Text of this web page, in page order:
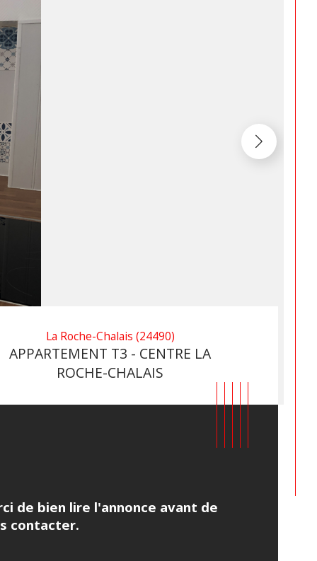
La Roche-Chalais (24490)
APPARTEMENT T3 - CENTRE LA
ROCHE-CHALAIS
de bien lire l'annonce avant de
contacter.